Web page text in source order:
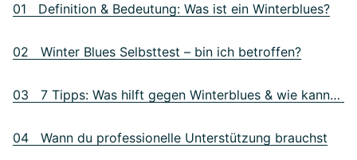
01 Definition & Bedeutung: Was ist ein Winterblues?
02 Winter Blues Selbsttest – bin ich betroffen?
03 7 Tipps: Was hilft gegen Winterblues & wie kannst du vorbeugen?
04 Wann du professionelle Unterstützung brauchst